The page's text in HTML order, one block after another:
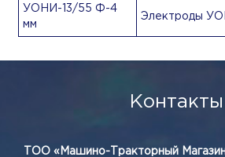
УОНИ-13/55 Ф-4
мм
Электроды
Контакты
ТОО «Машино-Тракторный